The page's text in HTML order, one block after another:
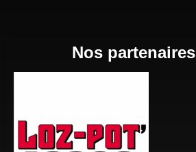
Nos partenaires